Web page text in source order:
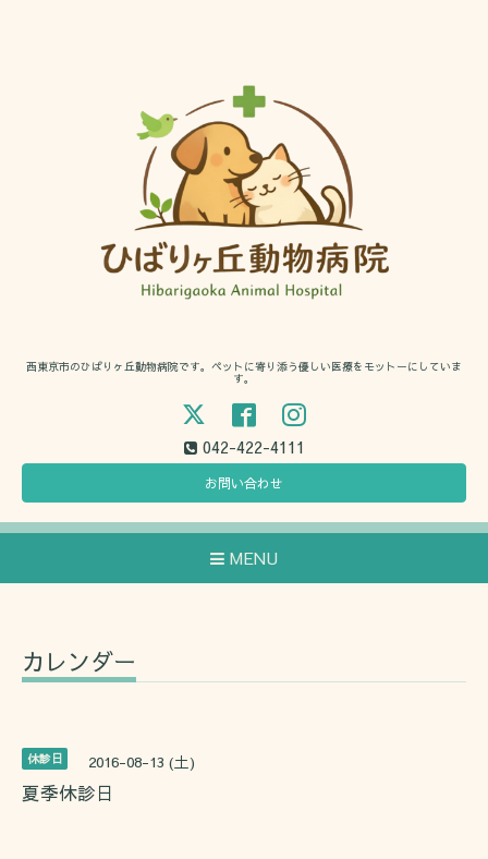
西東京市のひばりヶ丘動物病院です。ペットに寄り添う優しい医療をモットーにしていま
す。
042-422-4111
お問い合わせ
MENU
カレンダー
休診日 2016-08-13 (土)
夏季休診日